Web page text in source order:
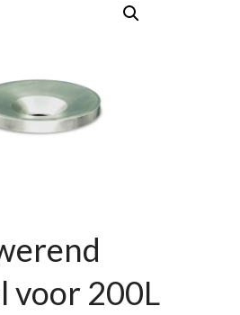
voor 200L